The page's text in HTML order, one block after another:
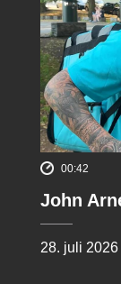
00:42
John
28. juli 2026